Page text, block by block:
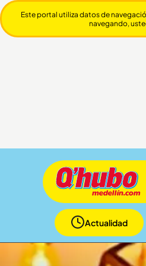
Actualidad
Este portal utiliza datos de
navegando,